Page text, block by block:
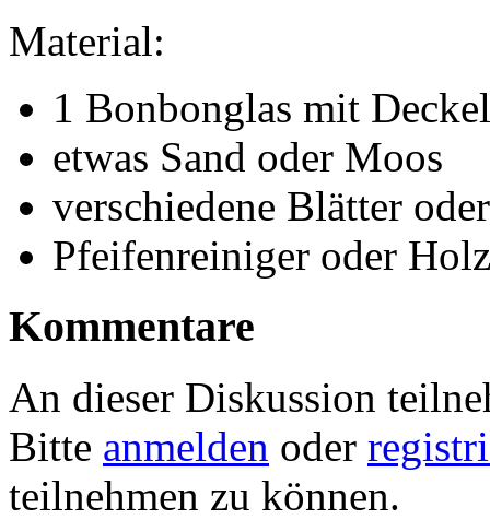
Material:
1 Bonbonglas mit
etwas Sand oder Moos
verschiedene Blätter
Pfeifenreiniger oder
Kommentare
An dieser Diskussion
Bitte anmelden oder
teilnehmen zu können.